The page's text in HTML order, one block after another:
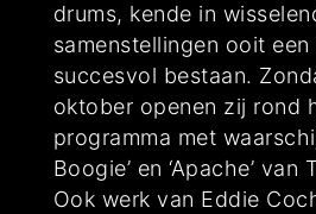
drums, kende in
samenstellingen ooit
succesvol bestaan.
oktober openen zij rond
programma met
Boogie’ en ‘Apache’ van
Ook werk van Eddie